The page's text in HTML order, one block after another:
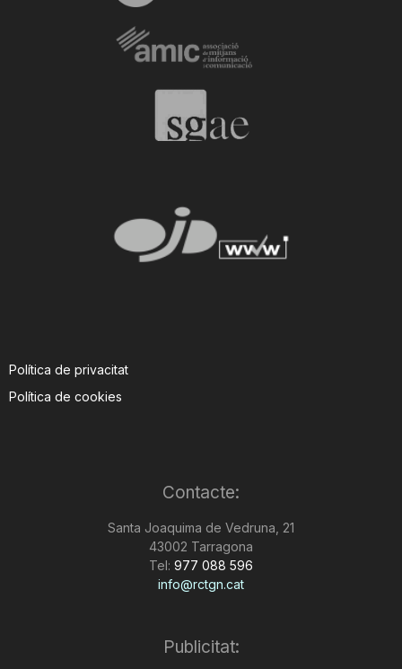
g
Política de privacitat
Política de cookies
Contacte:
Santa Joaquima de Vedruna, 21
43002 Tarragona
Tel: 977 088 596
info@rctgn.cat
Publicitat: